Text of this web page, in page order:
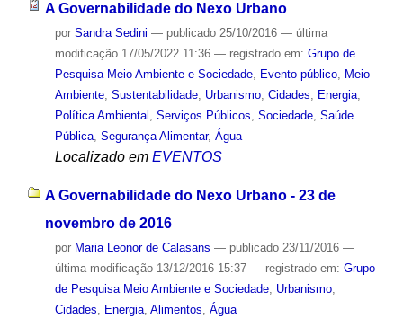
A Governabilidade do Nexo Urbano
por Sandra Sedini — publicado25/10/2016 — última
modificação17/05/2022 11:36 — registrado em: Grupo de
Pesquisa Meio Ambiente e Sociedade, Evento público, Meio
Ambiente, Sustentabilidade, Urbanismo, Cidades, Energia,
Política Ambiental , Serviços Públicos, Sociedade, Saúde
Pública, Segurança Alimentar, Água
Localizado em EVENTOS
A Governabilidade do Nexo Urbano - 23 de
novembro de 2016
por Maria Leonor de Calasans — publicado23/11/2016 —
última modificação13/12/2016 15:37 — registrado em: Grupo
de Pesquisa Meio Ambiente e Sociedade, Urbanismo,
Cidades, Energia, Alimentos, Água